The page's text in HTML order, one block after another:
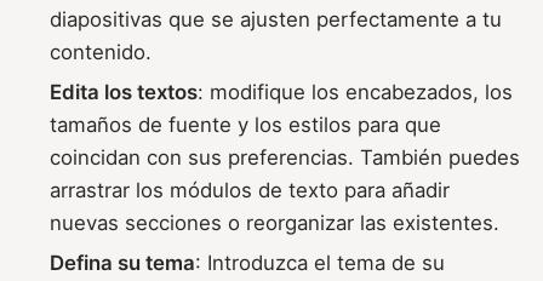
diapositivas que se ajusten perfectamente a tu
contenido.
Edita los textos: modifique los encabezados, los
tamaños de fuente y los estilos para que
coincidan con sus preferencias. También puedes
arrastrar los módulos de texto para añadir
nuevas secciones o reorganizar las existentes.
Defina su tema: Introduzca el tema de su